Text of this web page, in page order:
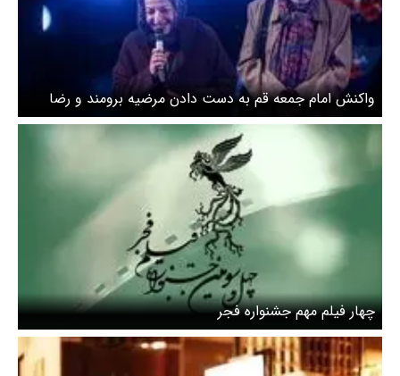
واکنش امام جمعه قم به دست دادن مرضیه برومند و رضا
بابک در جشنواره فجر
چهار فیلم مهم جشنواره فجر